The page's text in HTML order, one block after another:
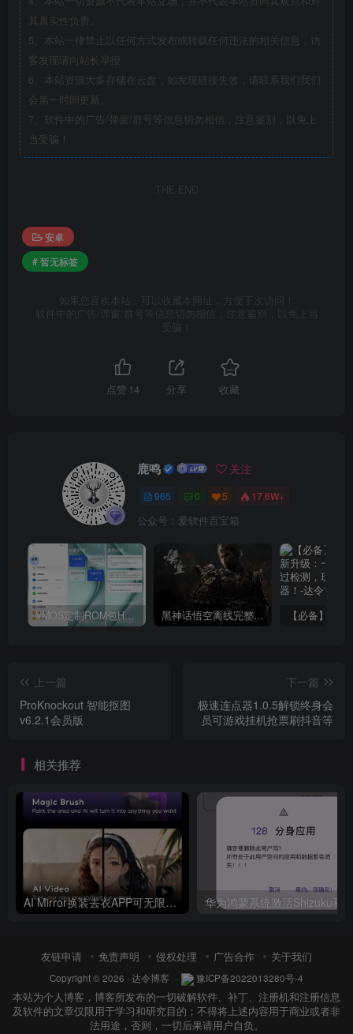
其真实性负责。
5、本站一律禁止以任何方式发布或转载任何违法的相关信息，访
客发现请向站长举报
6、本站资源大多存储在云盘，如发现链接失效，请联系我们我们
会第一时间更新。
7、软件中的广告/弹窗/群号等信息切勿相信，注意鉴别，以免上
当受骗！
THE END
安卓
# 暂无标签
如果您喜欢本站，可以收藏本网址，方便下次访问！
软件中的广告/弹窗/群号等信息切勿相信，注意鉴别，以免上当
受骗！
点赞 14 分享 收藏
鹿鸣 关注
965 0 5 17.6W+
公众号：爱软件百宝箱
VMOS定制ROM包HnciseOS9.6.0兼容解锁 黑神话悟空离线完整版+修改器
上一篇
ProKnockout 智能抠图
v6.2.1会员版
下一篇
极速连点器1.0.5解锁终身会
员可游戏挂机抢票刷抖音等
相关推荐
AI Mirror换装去衣APP可无限白嫖！
友链申请 免责声明 侵权处理 广告合作 关于我们
Copyright © 2026 · 达令博客 · 豫ICP备2022013280号-4
本站为个人博客，博客所发布的一切破解软件、补丁、注册机和注册信息
及软件的文章仅限用于学习和研究目的；不得将上述内容用于商业或者非
法用途，否则，一切后果请用户自负。